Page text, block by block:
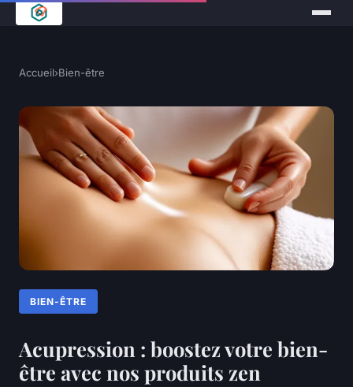
Accueil›Bien-être
BIEN-ÊTRE
Acupression : boostez votre bien-
être avec nos produits zen